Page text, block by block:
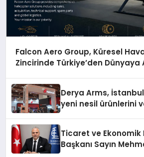
Falcon Aero Group, Küresel
Zincirinde Türkiye’den Dünyaya
Derya Arms,
yeni nesil ürünlerini
Ticaret ve Ekonomik
Başkanı Sayın